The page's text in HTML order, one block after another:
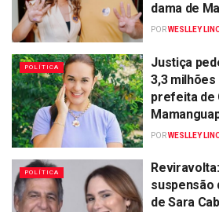
dama de
PORWESLLEY
POLÍTICA
Justiça
3,3 milhões
prefeita de
PORWESLLEY
POLÍTICA
suspensão
de Sara